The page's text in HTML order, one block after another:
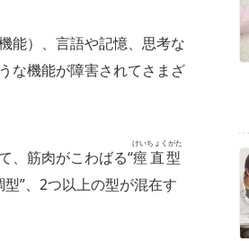
能）、言語や記憶、思考な
な機能が障害されてさまざ
、筋肉がこわばる“痙直型
けいちょくがた
”、2つ以上の型が混在す